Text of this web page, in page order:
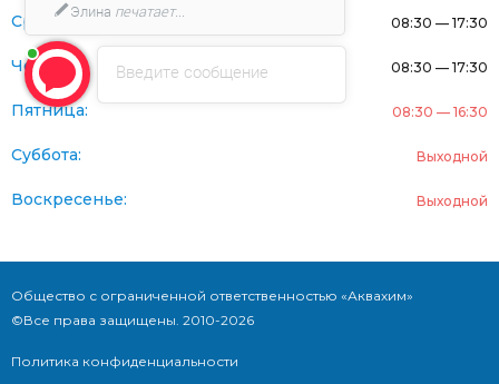
Среда: 08:30 — 17:30
Четверг: 08:30 — 17:30
Пятница: 08:30 — 16:30
Суббота: Выходной
Воскресенье: Выходной
Общество с ограниченной ответственностью «Аквахим»
©Все права защищены. 2010-2026
Политика конфиденциальности
Введите сообщение
Элина печатает...